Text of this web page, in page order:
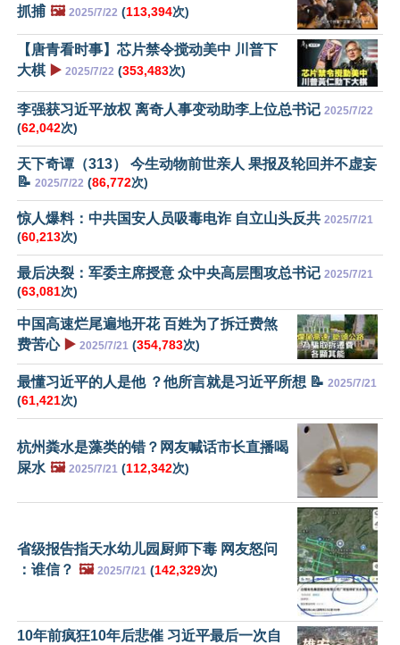
抓捕 🖼️ 2025/7/22 (113,394次)
【唐青看时事】芯片禁令搅动美中 川普下
大棋 ▶️ 2025/7/22 (353,483次)
李强获习近平放权 离奇人事变动助李上位总书记 2025/7/22
(62,042次)
天下奇谭（313） 今生动物前世亲人 果报及轮回并不虚妄
📝 2025/7/22 (86,772次)
惊人爆料：中共国安人员吸毒电诈 自立山头反共 2025/7/21
(60,213次)
最后决裂：军委主席授意 众中央高层围攻总书记 2025/7/21
(63,081次)
中国高速烂尾遍地开花 百姓为了拆迁费煞
费苦心 ▶️ 2025/7/21 (354,783次)
最懂习近平的人是他 ？他所言就是习近平所想 📝 2025/7/21
(61,421次)
杭州粪水是藻类的错？网友喊话市长直播喝
屎水 🖼️ 2025/7/21 (112,342次)
省级报告指天水幼儿园厨师下毒 网友怒问
：谁信？ 🖼️ 2025/7/21 (142,329次)
10年前疯狂10年后悲催 习近平最后一次自